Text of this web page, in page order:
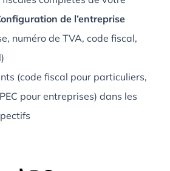
de l’entreprise
numéro de TVA, code fiscal,
(code fiscal pour particuliers,
pour entreprises) dans les